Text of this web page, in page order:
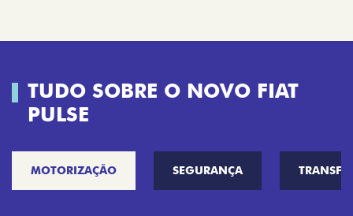
TUDO SOBRE O NOVO FIAT
PULSE
MOTORIZAÇÃO SEGURANÇA